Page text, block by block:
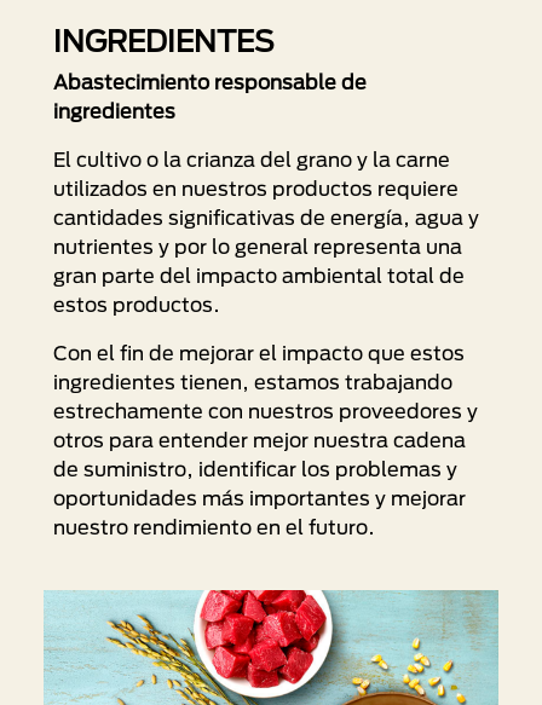
INGREDIENTES
Abastecimiento responsable de
ingredientes
El cultivo o la crianza del grano y la carne
utilizados en nuestros productos requiere
cantidades significativas de energía, agua y
nutrientes y por lo general representa una
gran parte del impacto ambiental total de
estos productos.
Con el fin de mejorar el impacto que estos
ingredientes tienen, estamos trabajando
estrechamente con nuestros proveedores y
otros para entender mejor nuestra cadena
de suministro, identificar los problemas y
oportunidades más importantes y mejorar
nuestro rendimiento en el futuro.